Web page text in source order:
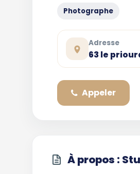
Photographe
Adresse
63 le
Appeler
À propos :